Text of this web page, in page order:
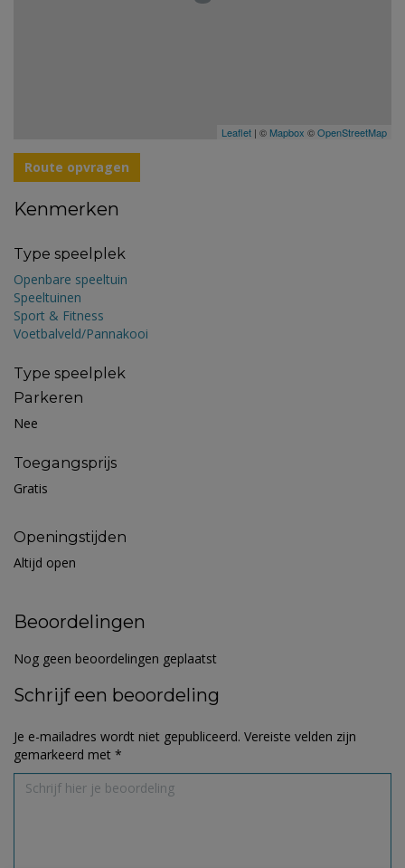
Leaflet | © Mapbox ©OpenStreetMap
Route opvragen
Kenmerken
Type speelplek
Openbare speeltuin
Speeltuinen
Sport & Fitness
Voetbalveld/Pannakooi
Type speelplek
Parkeren
Nee
Toegangsprijs
Gratis
Openingstijden
Altijd open
Beoordelingen
Nog geen beoordelingen geplaatst
Schrijf een beoordeling
Je e-mailadres wordt niet gepubliceerd. Vereiste velden zijn
gemarkeerd met *